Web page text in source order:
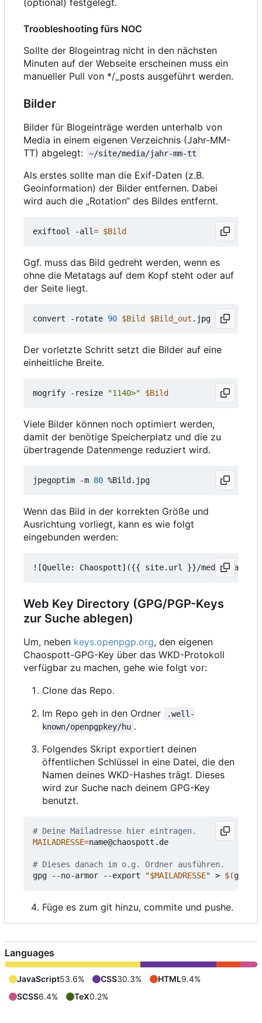
(optional) festgelegt.
Troobleshooting fürs NOC
Sollte der Blogeintrag nicht in den nächsten
Minuten auf der Webseite erscheinen muss ein
manueller Pull von */_posts ausgeführt werden.
Bilder
Bilder für Blogeinträge werden unterhalb von
Media in einem eigenen Verzeichnis (Jahr-MM-
TT) abgelegt:
~/site/media/jahr-mm-tt
Als erstes sollte man die Exif-Daten (z.B.
Geoinformation) der Bilder entfernen. Dabei
wird auch die „Rotation“ des Bildes entfernt.
exiftool -all= $Bild
Ggf. muss das Bild gedreht werden, wenn es
ohne die Metatags auf dem Kopf steht oder auf
der Seite liegt.
convert -rotate 90 $Bild $Bild_out
Der vorletzte Schritt setzt die Bilder auf eine
einheitliche Breite.
mogrify -resize "1140>" $Bild
Viele Bilder können noch optimiert werden,
damit der benötige Speicherplatz und die zu
übertragende Datenmenge reduziert wird.
jpegoptim -m 80
Wenn das Bild in der korrekten Größe und
Ausrichtung vorliegt, kann es wie folgt
eingebunden werden:
Web Key Directory (GPG/PGP-Keys
zur Suche ablegen)
Um, neben keys.openpgp.org, den eigenen
Chaospott-GPG-Key über das WKD-Protokoll
verfügbar zu machen, gehe wie folgt vor:
Clone das Repo.
Im Repo geh in den Ordner
.well-
known/openpgpkey/hu .
Folgendes Skript exportiert deinen
öffentlichen Schlüssel in eine Datei, die den
Namen deines WKD-Hashes trägt. Dieses
wird zur Suche nach deinem GPG-Key
benutzt.
# Deine Mailadresse hier eintragen.
MAILADRESSE=name@chaospott.de
# Dieses danach im o.g. Ordner ausführen.
gpg --no-armor --export
"$MAILADRESSE" > $(gpg
Füge es zum git hinzu, commite und pushe.
Languages
JavaScript53.6% CSS30.3% HTML9.4%
SCSS6.4% TeX0.2%